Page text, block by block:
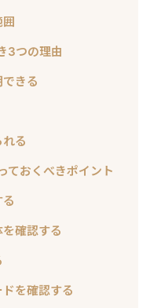
3つの理由
きる
る
ておくべきポイント
確認する
を確認する